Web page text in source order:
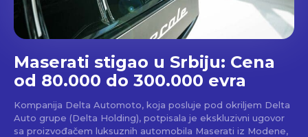
Maserati stigao u Srbiju: Cena
od 80.000 do 300.000 evra
Kompanija Delta Automoto, koja posluje pod okriljem Delta
Auto grupe (Delta Holding), potpisala je ekskluzivni ugovor
sa proizvođačem luksuznih automobila Maserati iz Modene,